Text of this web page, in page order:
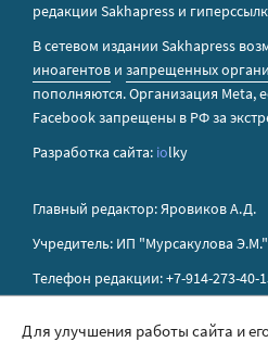
редакции Sakhapress и
В сетевом издании Sakhapress
иноагентов и запрещенных
пополняются. Организация Metа,
Facebook запрещены в РФ за
Разработка сайта: iolky
Главный редактор: Яровиков А.Д.
Учредитель: ИП "Мурсакулова Э.М."
Телефон редакции: +7-914-273-40-
Для улучшения работы сайта и